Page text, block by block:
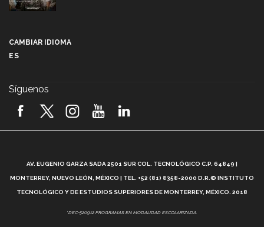
2026! (video)
¿Cómo es el Modelo Educativo Tec? (video)
Vida Tec: Feminismo e Inteligencia Artificial, Paola
CAMBIAR IDIOMA
ES
Síguenos
AV. EUGENIO GARZA SADA 2501 SUR COL. TECNOLÓGICO C.P. 64849 |
MONTERREY, NUEVO LEÓN, MÉXICO | TEL. +52 (81) 8358-2000 D.R.© INSTITUTO
TECNOLÓGICO Y DE ESTUDIOS SUPERIORES DE MONTERREY, MÉXICO. 2018
*DEC-520912 PROGRAMAS EN MODALIDAD ESCOLARIZADA.